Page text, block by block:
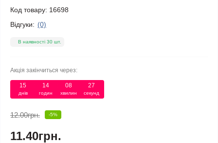
Код товару: 16698
Відгуки: (0)
В наявності 30 шт.
Акція закінчиться через:
15
днів
14
годин
08
хвилин
26
секунд
12.00грн. -5%
11.40грн.